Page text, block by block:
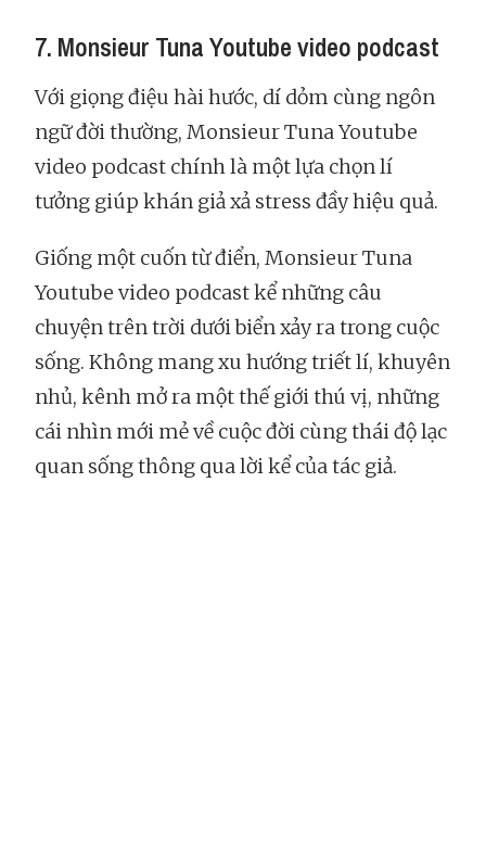
7. Monsieur Tuna Youtube video podcast
Với giọng điệu hài hước, dí dỏm cùng ngôn
ngữ đời thường, Monsieur Tuna Youtube
video podcast chính là một lựa chọn lí
tưởng giúp khán giả xả stress đầy hiệu quả.
Giống một cuốn từ điển, Monsieur Tuna
Youtube video podcast kể những câu
chuyện trên trời dưới biển xảy ra trong cuộc
sống. Không mang xu hướng triết lí, khuyên
nhủ, kênh mở ra một thế giới thú vị, những
cái nhìn mới mẻ về cuộc đời cùng thái độ lạc
quan sống thông qua lời kể của tác giả.